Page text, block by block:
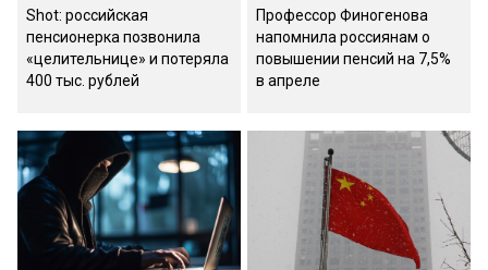
Shot: российская
пенсионерка позвонила
«целительнице» и потеряла
400 тыс. рублей
Профессор Финогенова
напомнила россиянам о
повышении пенсий на 7,5%
в апреле